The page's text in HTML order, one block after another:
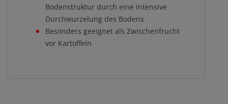
Bodenstruktur durch eine intensive
Durchwurzelung des Bodens
Besonders geeignet als Zwischenfrucht
vor Kartoffeln